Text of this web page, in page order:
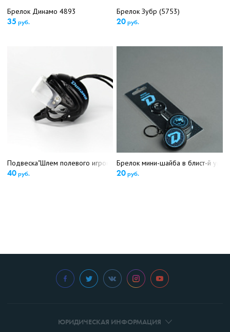
Брелок Динамо 4893
35 руб.
Брелок Зубр (5753)
20 руб.
Подвеска"Шлем полевого игрока" (5259)
40руб.
Брелок мини-шайба в блист-й
20 руб.
ЮРИДИЧЕСКАЯ ИНФОРМАЦИЯ